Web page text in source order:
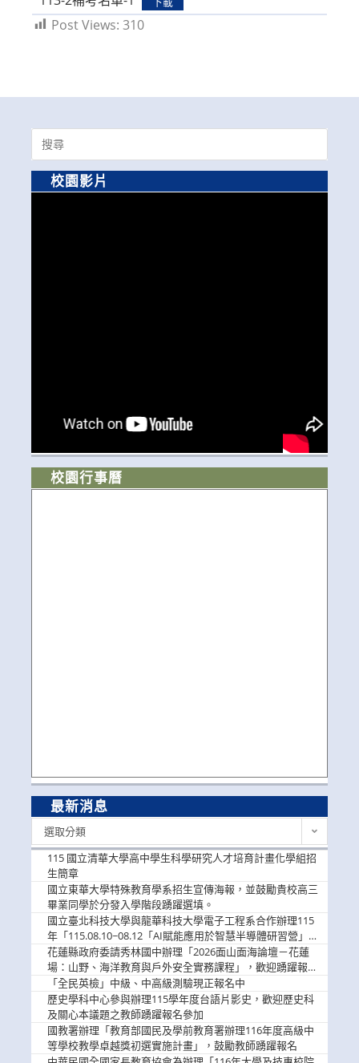
Post Views: 310
Search
for:
校園影片
校園行事曆
最新消息
選取分類
115 國立清華大學高中學生科學研究人才培育計畫化學組招
生簡章
國立東華大學特殊教育學系招生宣傳海報，並鼓勵貴校高三
畢業同學於分發入學階段踴躍選填。
國立臺北科技大學與龍華科技大學電子工程系合作辦理115
年「115.08.10~08.12「AI賦能應用於智慧半導體研習營」，
歡迎學生踴躍報名參加
花蓮縣政府委請秀林國中辦理「2026面山面海論壇－花蓮
場：山野、海洋教育與戶外安全實務課程」，歡迎踴躍報名
參加
「全民英檢」中級、中高級測驗現正報名中
歷史學科中心參與辦理115學年度台語片影史，歡迎歷史科
及關心本議題之教師踴躍報名參加
國教署辦理「教育部國民及學前教育署辦理116年度高級中
等學校教學卓越獎初選實施計畫」，鼓勵教師踴躍報名